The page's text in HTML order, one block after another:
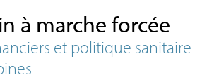
à marche forcée
et politique sanitaire